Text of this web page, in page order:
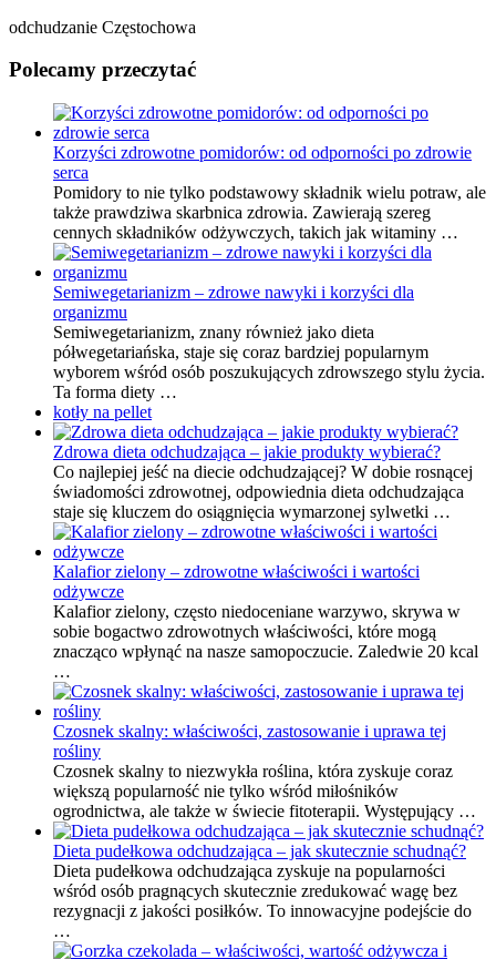
odchudzanie Częstochowa
Polecamy przeczytać
Korzyści zdrowotne pomidorów: od odporności po zdrowie
serca
Pomidory to nie tylko podstawowy składnik wielu potraw, ale
także prawdziwa skarbnica zdrowia. Zawierają szereg
cennych składników odżywczych, takich jak witaminy …
Semiwegetarianizm – zdrowe nawyki i korzyści dla
organizmu
Semiwegetarianizm, znany również jako dieta
półwegetariańska, staje się coraz bardziej popularnym
wyborem wśród osób poszukujących zdrowszego stylu życia.
Ta forma diety …
kotły na pellet
Zdrowa dieta odchudzająca – jakie produkty wybierać?
Co najlepiej jeść na diecie odchudzającej? W dobie rosnącej
świadomości zdrowotnej, odpowiednia dieta odchudzająca
staje się kluczem do osiągnięcia wymarzonej sylwetki …
Kalafior zielony – zdrowotne właściwości i wartości
odżywcze
Kalafior zielony, często niedoceniane warzywo, skrywa w
sobie bogactwo zdrowotnych właściwości, które mogą
znacząco wpłynąć na nasze samopoczucie. Zaledwie 20 kcal
…
Czosnek skalny: właściwości, zastosowanie i uprawa tej
rośliny
Czosnek skalny to niezwykła roślina, która zyskuje coraz
większą popularność nie tylko wśród miłośników
ogrodnictwa, ale także w świecie fitoterapii. Występujący …
Dieta pudełkowa odchudzająca – jak skutecznie schudnąć?
Dieta pudełkowa odchudzająca zyskuje na popularności
wśród osób pragnących skutecznie zredukować wagę bez
rezygnacji z jakości posiłków. To innowacyjne podejście do
…